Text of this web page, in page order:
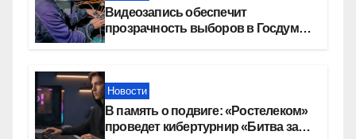
Видеозапись обеспечит
прозрачность выборов в Госдуму
Новости
В память о подвиге: «Ростелеком»
проведет кибертурнир «Битва за